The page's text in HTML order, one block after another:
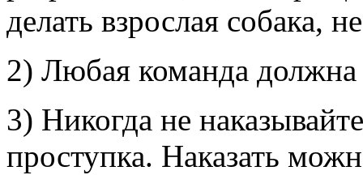
делать взрослая собака,
2) Любая команда должна
3) Никогда не
проступка. Наказать